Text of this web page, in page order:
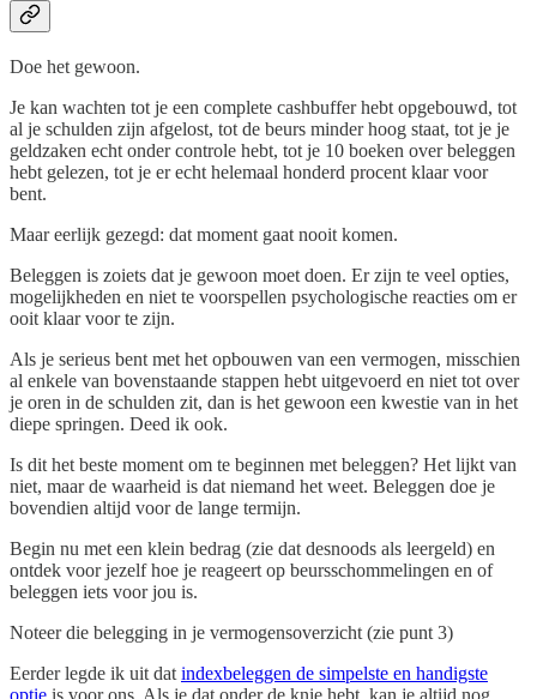
Doe het gewoon.
Je kan wachten tot je een complete cashbuffer hebt opgebouwd, tot
al je schulden zijn afgelost, tot de beurs minder hoog staat, tot je je
geldzaken echt onder controle hebt, tot je 10 boeken over beleggen
hebt gelezen, tot je er echt helemaal honderd procent klaar voor
bent.
Maar eerlijk gezegd: dat moment gaat nooit komen.
Beleggen is zoiets dat je gewoon moet doen. Er zijn te veel opties,
mogelijkheden en niet te voorspellen psychologische reacties om er
ooit klaar voor te zijn.
Als je serieus bent met het opbouwen van een vermogen, misschien
al enkele van bovenstaande stappen hebt uitgevoerd en niet tot over
je oren in de schulden zit, dan is het gewoon een kwestie van in het
diepe springen. Deed ik ook.
Is dit het beste moment om te beginnen met beleggen? Het lijkt van
niet, maar de waarheid is dat niemand het weet. Beleggen doe je
bovendien altijd voor de lange termijn.
Begin nu met een klein bedrag (zie dat desnoods als leergeld) en
ontdek voor jezelf hoe je reageert op beursschommelingen en of
beleggen iets voor jou is.
Noteer die belegging in je vermogensoverzicht (zie punt 3)
Eerder legde ik uit dat indexbeleggen de simpelste en handigste
optie is voor ons. Als je dat onder de knie hebt, kan je altijd nog